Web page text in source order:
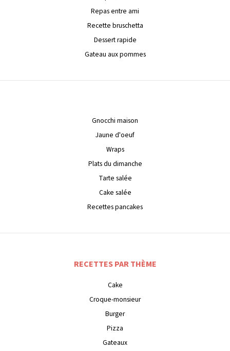
Repas entre ami
Recette bruschetta
Dessert rapide
Gateau aux pommes
Gnocchi maison
Jaune d'oeuf
Wraps
Plats du dimanche
Tarte salée
Cake salée
Recettes pancakes
RECETTES PAR THÈME
Cake
Croque-monsieur
Burger
Pizza
Gateaux